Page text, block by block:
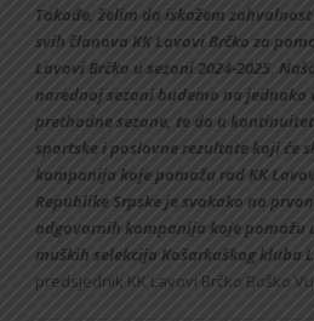
Takođe, želim da iskažem
svih članova KK Lavovi Brčko za
Lavovi Brčko u sezoni 2024-2025.
narednoj sezoni budemo na
prethodne sezone, te da u
sportske i poslovne rezultate koji će
kompanija koje pomažu rad KK
Republike Srpske je svakako na
odgovornih kompanija koje pomažu
muških selekcija Košarkaškog kluba
predsjednik KK Lavovi Brčko Boško